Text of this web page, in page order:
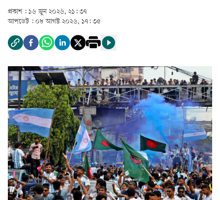
প্রকাশ : ১৬ জুন ২০২৬, ২১: ৩৭
আপডেট : ০৮ আগস্ট ২০২৬, ১৭: ৩৫